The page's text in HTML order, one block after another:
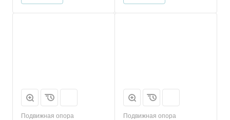
Подвижная опора Подвижная опора